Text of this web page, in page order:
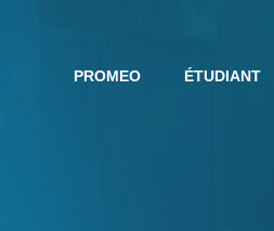
PROMEO ÉTUDIANT